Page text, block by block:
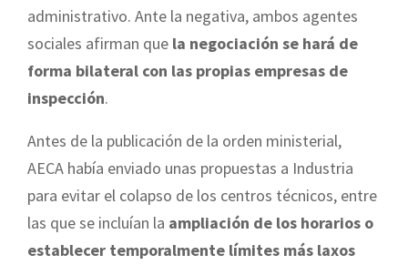
administrativo. Ante la negativa, ambos agentes
sociales afirman que la negociación se hará de
forma bilateral con las propias empresas de
inspección.
Antes de la publicación de la orden ministerial,
AECA había enviado unas propuestas a Industria
para evitar el colapso de los centros técnicos, entre
las que se incluían la ampliación de los horarios o
establecer temporalmente límites más laxos